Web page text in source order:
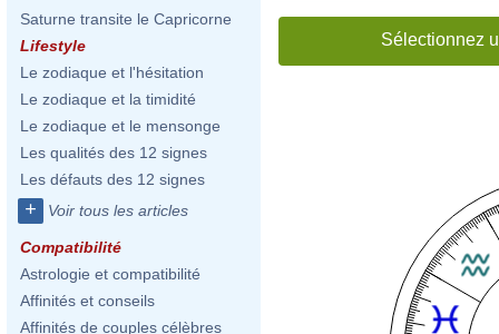
Saturne transite le Capricorne
Lifestyle
Le zodiaque et l'hésitation
Le zodiaque et la timidité
Le zodiaque et le mensonge
Les qualités des 12 signes
Les défauts des 12 signes
+ Voir tous les articles
Compatibilité
Astrologie et compatibilité
Affinités et conseils
Affinités de couples célèbres
Sélectionnez